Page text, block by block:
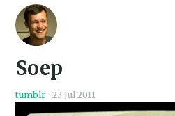
Soep
tumblr ·23 Jul 2011